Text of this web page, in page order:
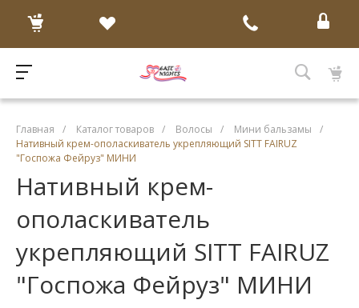
Главная / Каталог товаров / Волосы / Мини бальзамы
/
Нативный крем-ополаскиватель укрепляющий SITT FAIRUZ
"Госпожа Фейруз" МИНИ
Нативный крем-
ополаскиватель
укрепляющий SITT FAIRUZ
"Госпожа Фейруз" МИНИ